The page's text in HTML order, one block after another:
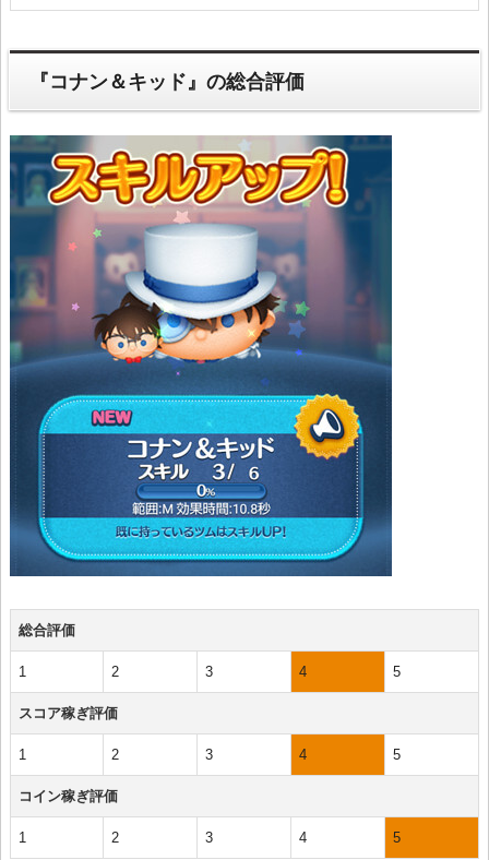
『コナン＆キッド』の総合評価
総合評価
1 2 3 4 5
スコア稼ぎ評価
1 2 3 4 5
コイン稼ぎ評価
1 2 3 4 5